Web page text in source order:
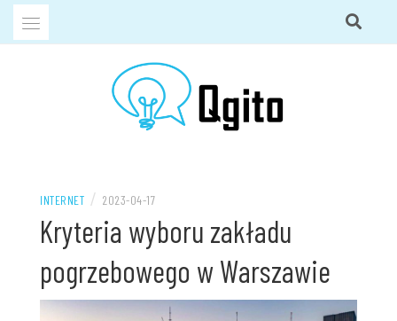
Przejdź
INTERNET / 2023-04-17
Kryteria wyboru zakładu
pogrzebowego w Warszawie